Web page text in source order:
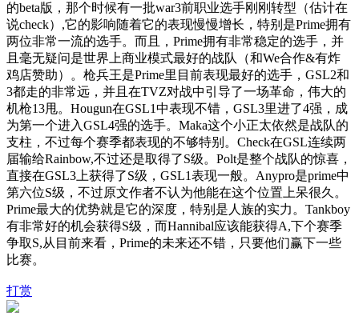
的beta版，那个时候有一批war3前职业选手刚刚转型（估计在
说check）,它的影响随着它的表现慢慢增长，特别是Prime拥有
两位非常一流的选手。而且，Prime拥有非常稳定的选手，并
且毫无疑问是世界上商业模式最好的战队（和We合作&有炸
鸡店赞助）。枪兵王是Prime里目前表现最好的选手，GSL2和
3都走的非常远，并且在TVZ对战中引导了一场革命，伟大的
机枪13甩。Hougun在GSL1中表现不错，GSL3里进了4强，成
为第一个进入GSL4强的选手。Maka这个小正太依然是战队的
支柱，不过每个赛季都表现的不够特别。Check在GSL连续两
届输给Rainbow,不过还是取得了S级。Polt是整个战队的惊喜，
直接在GSL3上获得了S级，GSL1表现一般。Anypro是prime中
第六位S级，不过原文作者不认为他能在这个位置上呆很久。
Prime最大的优势就是它的深度，特别是人族的实力。Tankboy
有非常好的机会获得S级，而Hannibal应该能获得A,下个赛季
争取S,从目前来看，Prime的未来还不错，只要他们赢下一些
比赛。
打赏